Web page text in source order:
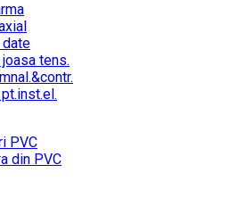
date
tens.
PVC
din PVC